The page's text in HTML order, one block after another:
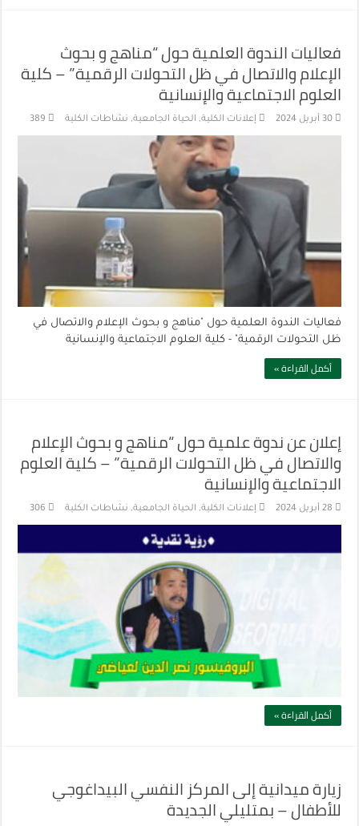
فعاليات الندوة العلمية حول “مناهج و بحوث
الإعلام والاتصال في ظل التحولات الرقمية” – كلية
العلوم الاجتماعية والإنسانية
30 أبريل 2024 إعلانات الكلية, الحياة الجامعية, نشاطات الكلية 389
فعاليات الندوة العلمية حول "مناهج و بحوث الإعلام والاتصال في
ظل التحولات الرقمية" - كلية العلوم الاجتماعية والإنسانية
أكمل القراءة »
إعلان عن ندوة علمية حول “مناهج و بحوث الإعلام
والاتصال في ظل التحولات الرقمية” – كلية العلوم
الاجتماعية والإنسانية
28 أبريل 2024 إعلانات الكلية, الحياة الجامعية, نشاطات الكلية 306
أكمل القراءة »
زيارة ميدانية إلى المركز النفسي البيداغوجي
للأطفال – بمتليلي الجديدة